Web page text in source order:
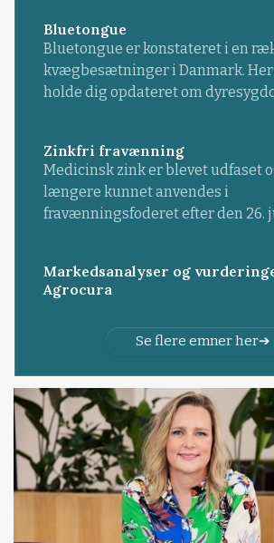
Bluetongue
Bluetongue er konstateret i en
kvægbesætninger i Danmark. Her
holde dig opdateret om
Zinkfri fravænning
Medicinsk zink er blevet udfaset
længere kunnet anvendes i
fravænningsfoderet efter den 26.
Markedsanalyser og
Agrocura
Se flere emner her